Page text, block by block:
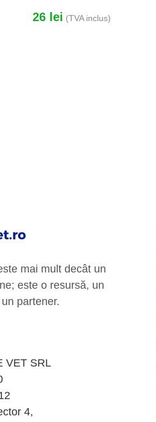
26 lei (TVA inclus)
mai mult decât un
este o resursă, un
partener.
VET SRL
4,